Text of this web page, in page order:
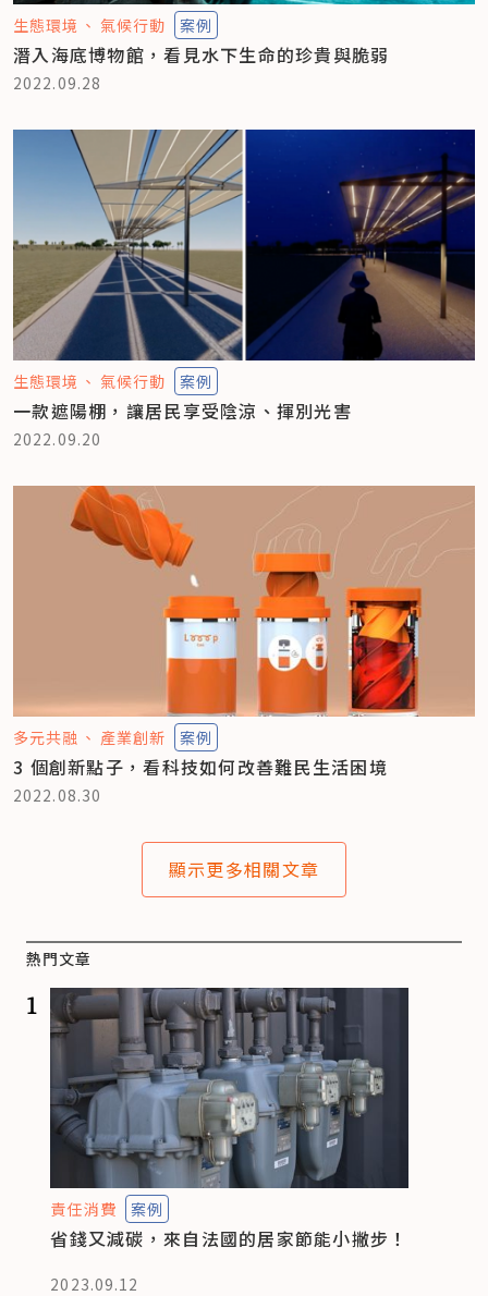
生態環境 氣候行動 案例
潛入海底博物館，看見水下生命的珍貴與脆弱
2022.09.28
生態環境 氣候行動 案例
一款遮陽棚，讓居民享受陰涼、揮別光害
2022.09.20
多元共融 產業創新 案例
3 個創新點子，看科技如何改善難民生活困境
2022.08.30
顯示更多相關文章
熱門文章
1
責任消費 案例
省錢又減碳，來自法國的居家節能小撇步！
2023.09.12